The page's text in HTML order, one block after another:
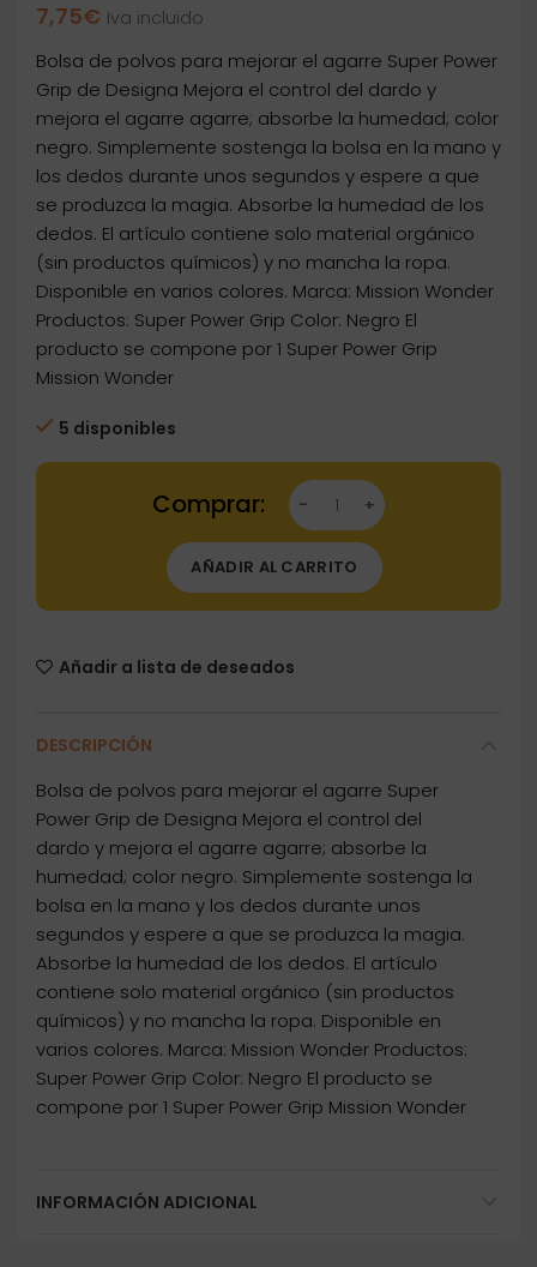
7,75€ Iva incluido
Bolsa de polvos para mejorar el agarre Super Power
Grip de Designa Mejora el control del dardo y
mejora el agarre agarre; absorbe la humedad; color
negro. Simplemente sostenga la bolsa en la mano y
los dedos durante unos segundos y espere a que
se produzca la magia. Absorbe la humedad de los
dedos. El artículo contiene solo material orgánico
(sin productos químicos) y no mancha la ropa.
Disponible en varios colores. Marca: Mission Wonder
Productos: Super Power Grip Color: Negro El
producto se compone por 1 Super Power Grip
Mission Wonder
5 disponibles
Dartstore Bolsa Super Power Grip Wonder
AÑADIR AL CARRITO
Añadir a lista de deseados
DESCRIPCIÓN
Bolsa de polvos para mejorar el agarre Super
Power Grip de Designa Mejora el control del
dardo y mejora el agarre agarre; absorbe la
humedad; color negro. Simplemente sostenga la
bolsa en la mano y los dedos durante unos
segundos y espere a que se produzca la magia.
Absorbe la humedad de los dedos. El artículo
contiene solo material orgánico (sin productos
químicos) y no mancha la ropa. Disponible en
varios colores. Marca: Mission Wonder Productos:
Super Power Grip Color: Negro El producto se
compone por 1 Super Power Grip Mission Wonder
INFORMACIÓN ADICIONAL